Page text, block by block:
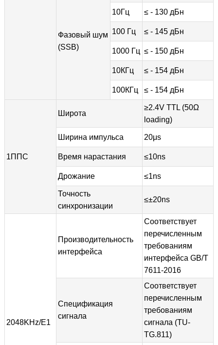
Фазовый шум
(SSB)
10Гц ≤ - 130 дБн
100 Гц ≤ - 145 дБн
1000 Гц ≤ - 150 дБн
10КГц ≤ - 154 дБн
100КГц ≤ - 154 дБн
1ППС
Широта
≥2.4V TTL (50Ω
loading)
Ширина импульса 20μs
Время нарастания ≤10ns
Дрожание ≤1ns
Точность
синхронизации
≤±20ns
2048KHz/E1
Производительность
интерфейса
Соответствует
перечисленным
требованиям
интерфейса GB/T
7611-2016
Спецификация
сигнала
Соответствует
перечисленным
требованиям
сигнала (TU-
TG.811)